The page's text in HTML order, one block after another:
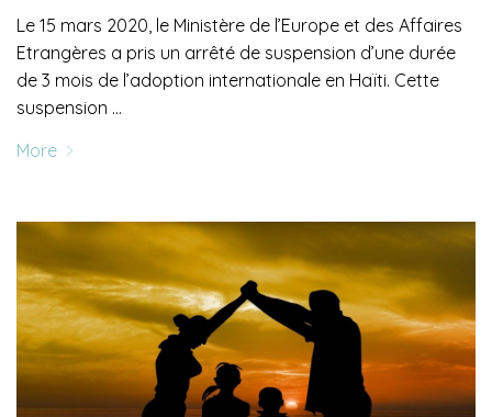
Le 15 mars 2020, le Ministère de l’Europe et des Affaires
Etrangères a pris un arrêté de suspension d’une durée
de 3 mois de l’adoption internationale en Haïti. Cette
suspension …
More